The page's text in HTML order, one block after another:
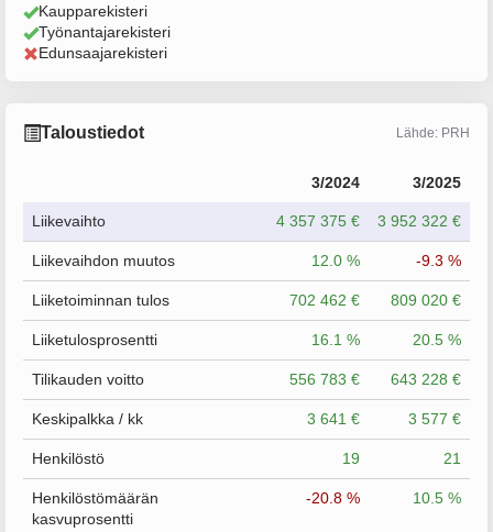
Kaupparekisteri
Työnantajarekisteri
Edunsaajarekisteri
Taloustiedot Lähde: PRH
3/2024 3/2025
Liikevaihto 4 357 375 € 3 952 322 €
Liikevaihdon muutos 12.0 % -9.3 %
Liiketoiminnan tulos 702 462 € 809 020 €
Liiketulosprosentti 16.1 % 20.5 %
Tilikauden voitto 556 783 € 643 228 €
Keskipalkka / kk 3 641 € 3 577 €
Henkilöstö 19 21
Henkilöstömäärän
kasvuprosentti
-20.8 % 10.5 %